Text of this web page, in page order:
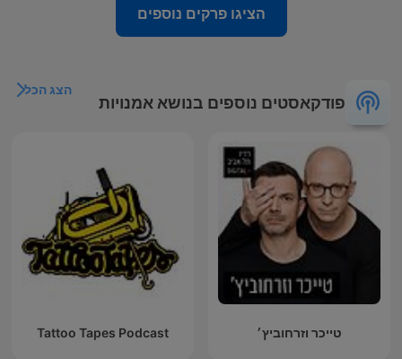
הציגו פרקים נוספים
פודקאסטים נוספים בנושא אמנויות
הצג הכל
טייכר וזרחוביץ׳ Tattoo Tapes Podcast